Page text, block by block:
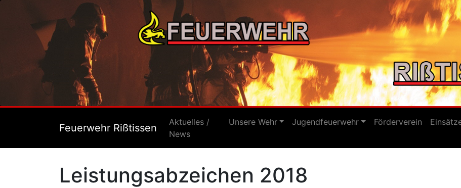
Feuerwehr Rißtissen
Aktuelles /
News
Unsere Wehr Jugendfeuerwehr Förderverein
Leistungsabzeichen 2018